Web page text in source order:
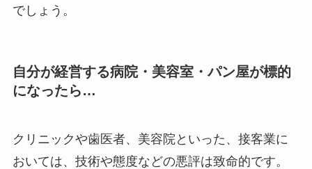
でしょう。
自分が経営する病院・美容室・パン屋が標的
になったら…
クリニックや歯医者、美容院といった、接客業に
おいては、技術や態度などの悪評は致命的です。